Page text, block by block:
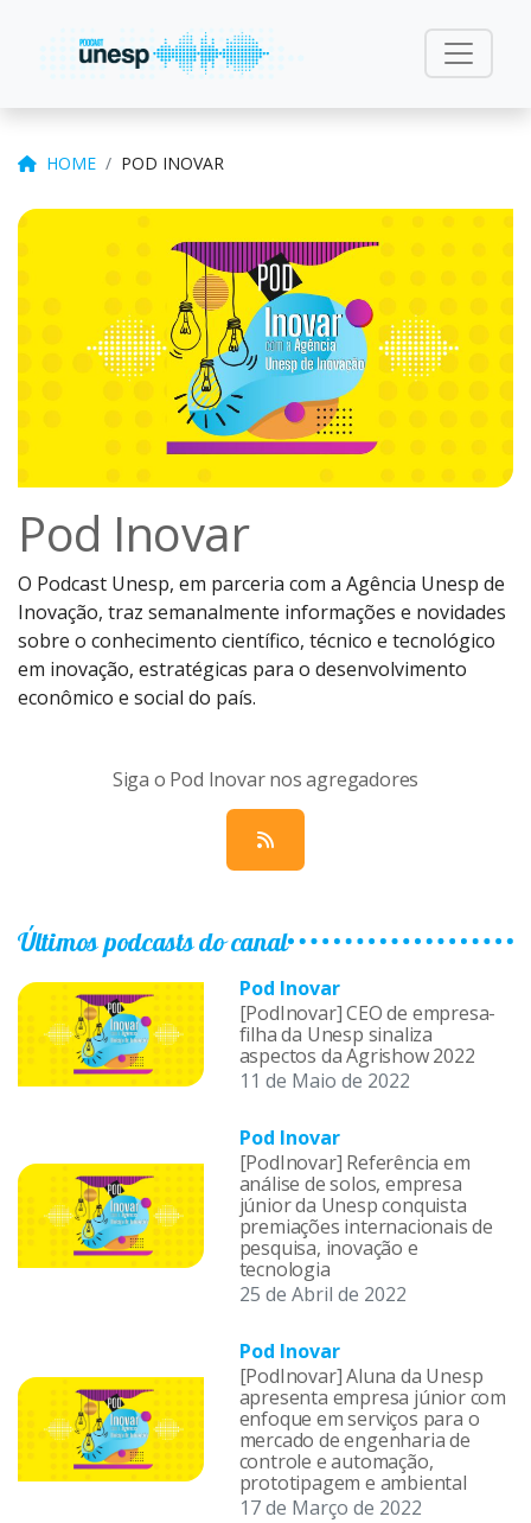
HOME POD INOVAR
Pod Inovar
O Podcast Unesp, em parceria com a Agência Unesp de
Inovação, traz semanalmente informações e novidades
sobre o conhecimento científico, técnico e tecnológico
em inovação, estratégicas para o desenvolvimento
econômico e social do país.
Siga o Pod Inovar nos agregadores
Últimos podcasts do canal
Pod Inovar
[PodInovar] CEO de empresa-
filha da Unesp sinaliza
aspectos da Agrishow 2022
11 de Maio de 2022
Pod Inovar
[PodInovar] Referência em
análise de solos, empresa
júnior da Unesp conquista
premiações internacionais de
pesquisa, inovação e
tecnologia
25 de Abril de 2022
Pod Inovar
[PodInovar] Aluna da Unesp
apresenta empresa júnior com
enfoque em serviços para o
mercado de engenharia de
controle e automação,
prototipagem e ambiental
17 de Março de 2022